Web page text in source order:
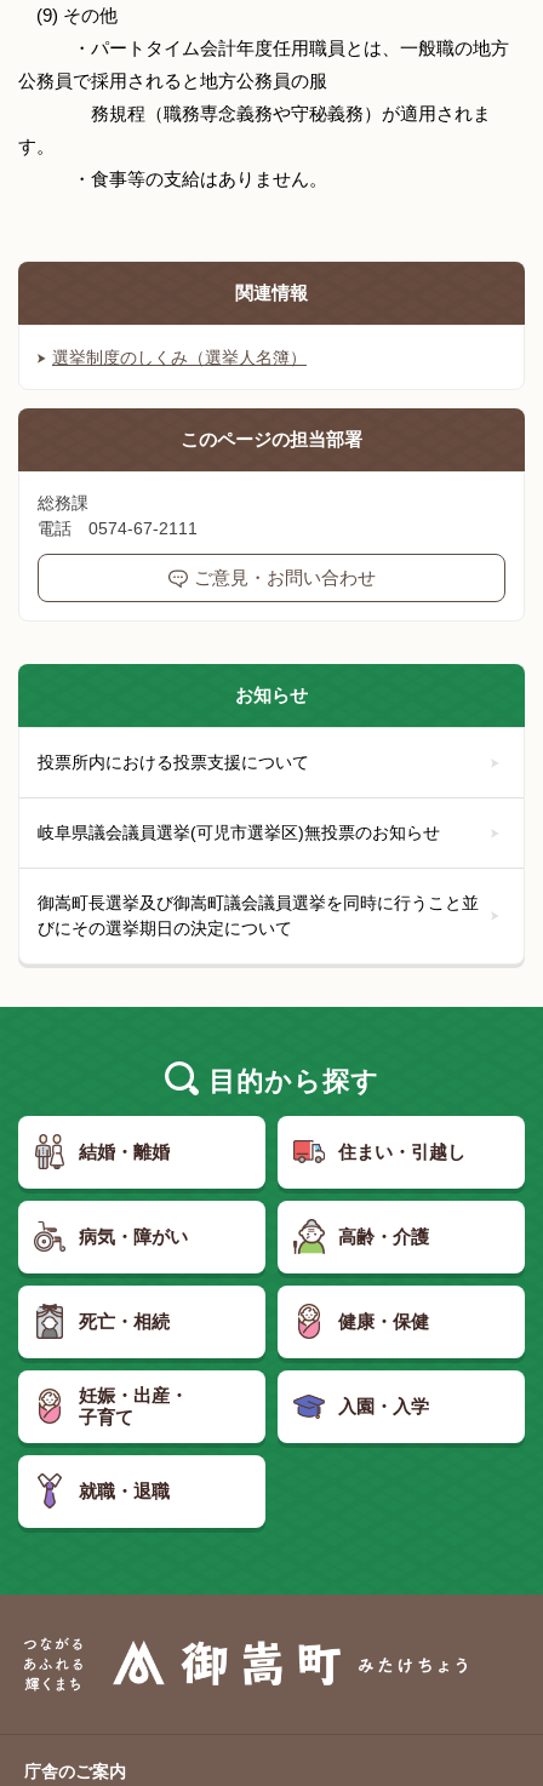
(9) その他
・パートタイム会計年度任用職員とは、一般職の地方
公務員で採用されると地方公務員の服
務規程（職務専念義務や守秘義務）が適用されま
す。
・食事等の支給はありません。
関連情報
選挙制度のしくみ（選挙人名簿）
このページの担当部署
総務課
電話 0574-67-2111
ご意見・お問い合わせ
お知らせ
投票所内における投票支援について
岐阜県議会議員選挙(可児市選挙区)無投票のお知らせ
御嵩町長選挙及び御嵩町議会議員選挙を同時に行うこと並
びにその選挙期日の決定について
目的から探す
結婚・離婚 住まい・引越し
病気・障がい 高齢・介護
死亡・相続 健康・保健
妊娠・出産・
子育て
入園・入学
就職・退職
庁舎のご案内